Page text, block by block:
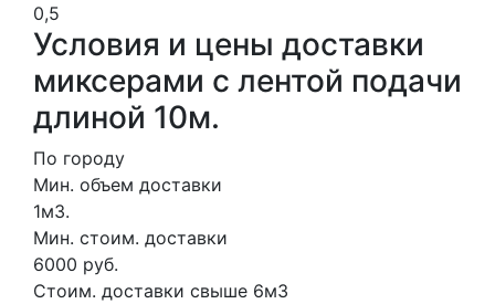
0,5
Условия и цены доставки
миксерами с лентой подачи
длиной 10м.
По городу
Мин. объем доставки
1м3.
Мин. стоим. доставки
6000 руб.
Стоим. доставки свыше 6м3